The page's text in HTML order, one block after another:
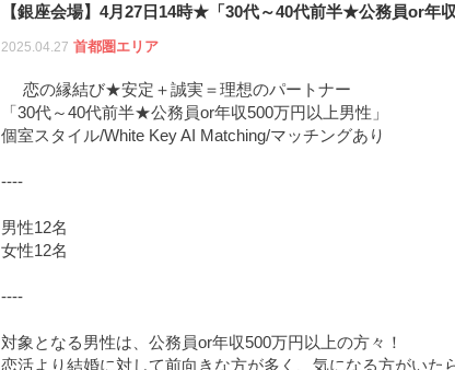
【銀座会場】4月27日14時★「30代～40代前半★公務員or年
2025.04.27 首都圏エリア
恋の縁結び★安定＋誠実＝理想のパートナー
「30代～40代前半★公務員or年収500万円以上男性」
個室スタイル/White Key AI Matching/マッチングあり
----
男性12名
女性12名
----
対象となる男性は、公務員or年収500万円以上の方々！
恋活より結婚に対して前向きな方が多く、 気になる方がいた